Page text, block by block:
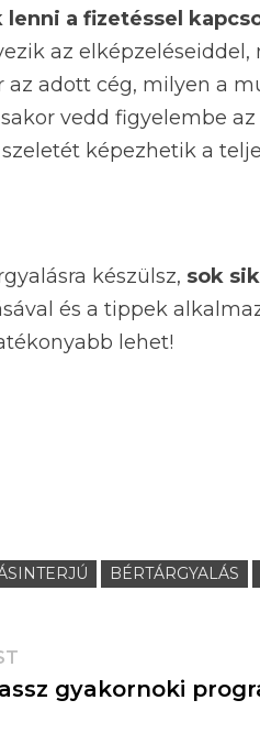
lenni a fizetéssel
az
az adott cég, milyen a
vedd figyelembe
képezhetik a
készülsz, sok
és a tippek
lehet!
BÉRTÁRGYALÁS
gyakornoki